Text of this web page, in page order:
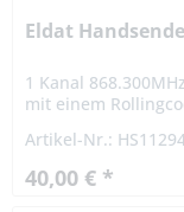
Eldat
1 Kanal
mit einem
nach...
Artikel-Nr.:
40,00 € *